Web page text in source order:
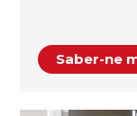
Saber-ne